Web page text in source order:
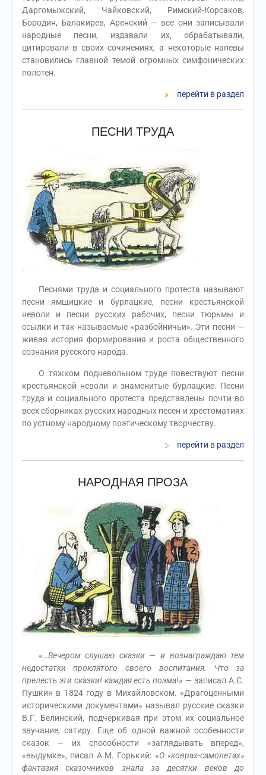
Даргомыжский, Чайковский, Римский-Корсаков,
Бородин, Балакирев, Аренский — все они записывали
народные песни, издавали их, обрабатывали,
цитировали в своих сочинениях, а некоторые напевы
становились главной темой огромных симфонических
полотен.
перейти в раздел
ПЕСНИ ТРУДА
Песнями труда и социального протеста называют
песни ямщицкие и бурлацкие, песни крестьянской
неволи и песни русских рабочих, песни тюрьмы и
ссылки и так называемые «разбойничьи». Эти песни —
живая история формирования и роста общественного
сознания русского народа.
О тяжком подневольном труде повествуют песни
крестьянской неволи и знаменитые бурлацкие. Песни
труда и социального протеста представлены почти во
всех сборниках русских народных песен и хрестоматиях
по устному народному поэтическому творчеству.
перейти в раздел
НАРОДНАЯ ПРОЗА
«…Вечером слушаю сказки — и вознаграждаю тем
недостатки проклятого своего воспитания. Что за
прелесть эти сказки! каждая есть поэма!» — записал А.С.
Пушкин в 1824 году в Михайловском. «Драгоценными
историческими документами» называл русские сказки
В.Г. Белинский, подчеркивая при этом их социальное
звучание, сатиру. Еще об одной важной особенности
сказок — их способности «заглядывать вперед»,
«выдумке», писал А.М. Горький: «О «коврах-самолетах»
фантазия сказочников знала за десятки веков до